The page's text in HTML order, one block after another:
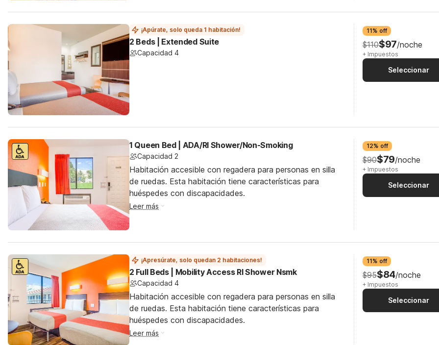
¡Apúrate, solo queda 1 habitación!
2 Beds | Extended Suite
Capacidad 4
11% off
$110$97/noche
+ Impuestos
Seleccionar
1 Queen Bed | ADA/RI Shower/Non-Smoking
Capacidad 2
Habitación accesible con regadera para personas en silla
de ruedas. Esta habitación tiene características para
huéspedes con discapacidades.
Leer más
12% off
$90$79/noche
+ Impuestos
Seleccionar
¡Apresúrate, solo quedan 2 habitaciones!
2 Full Beds | Mobility Access RI Shower Nsmk
Capacidad 4
Habitación accesible con regadera para personas en silla
de ruedas. Esta habitación tiene características para
huéspedes con discapacidades.
Leer más
11% off
$95$84/noche
+ Impuestos
Seleccionar